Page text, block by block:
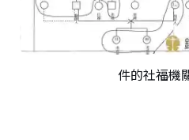
件的社福機